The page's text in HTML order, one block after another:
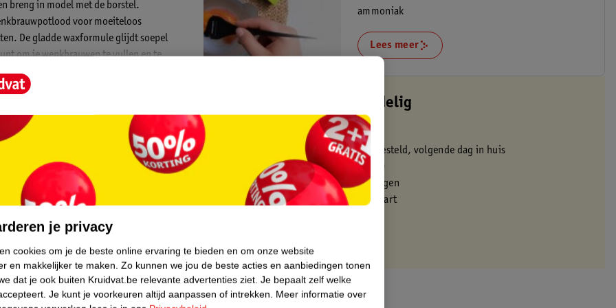
breng in model met de borstel.
voor moeiteloos
De gladde waxformule glijdt soepel
om je wenkbrauwen te vullen en te
en de haartjes in model te
Quick Shaper Wenkbrauwpotlood is
vijf verschillende, opbouwbare tinten, van
naadloos te complimenteren Speel
natuurlijke look of een krachtige,
resultaat. 79% van de vrouwen is
in model te brengen.
gedurende de dag.
en de gewenste vorm te creëren. Draai
vervagen. Borstel de haartjes in model
ammoniak
Lees meer
Kruidvat is altijd voordelig
Gratis ophalen in de winkel
Op werkdagen voor 22:00 uur besteld, volgende dag in huis
Gratis thuisbezorgd vanaf 50.00
Gratis retourneren binnen 30 dagen
Gratis punten met je Kruidvat kaart
je privacy
cookies om je de beste online ervaring te bieden en om onze website
en makkelijker te maken. Zo kunnen we jou de beste acties en aanbiedingen tonen
dat je ook buiten Kruidvat.be relevante advertenties ziet. Je bepaalt zelf welke
Je kunt je voorkeuren altijd aanpassen of intrekken. Meer informatie over